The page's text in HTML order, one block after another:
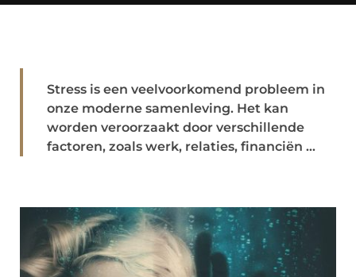
Stress is een veelvoorkomend probleem in
onze moderne samenleving. Het kan
worden veroorzaakt door verschillende
factoren, zoals werk, relaties, financiën ...